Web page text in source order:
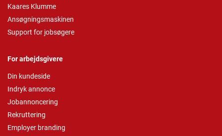
Kaares Klumme
Ansøgningsmaskinen
Support for jobsøgere
For arbejdsgivere
Din kundeside
Indryk annonce
Jobannoncering
Rekruttering
Employer branding